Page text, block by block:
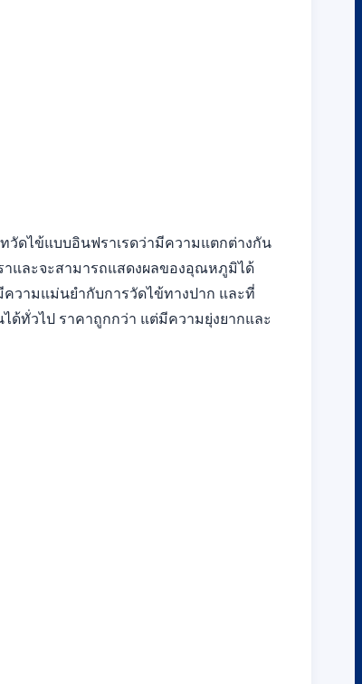
วัดไข้แบบอินฟราเรดว่ามีความแตกต่างกัน
ราและจะสามารถแสดงผลของอุณหภูมิได้
ความแม่นยำกับการวัดไข้ทางปาก และที่
ด้ทั่วไป ราคาถูกกว่า แต่มีความยุ่งยากและ